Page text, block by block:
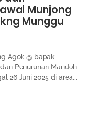
Munjong
Munggu
Agok @ bapak
Penurunan Mandoh
26 Juni 2025 di area...